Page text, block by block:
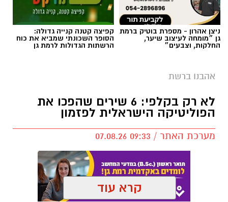
ניצן אהרון - מספרת בוטיק ברמת
גן ״מומחה לעיצוב שיער,
החלקות, וצבעים״
קפיצה קטנה קנייה גדולה:
הסופר השכונתי שמביא את כוח
הרשתות הגדולות לרמת גן
אהבנו ברשת
לא רק בקלפי: 6 שירים שהפכו את
הפוליטיקה הישראלית לפזמון
מערכת האתר / 09:33 07.08.26
קרא עוד